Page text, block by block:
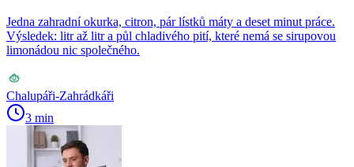
Jedna zahradní okurka, citron, pár lístků máty a deset minut práce.
Výsledek: litr až litr a půl chladivého pití, které nemá se sirupovou
limonádou nic společného.
Chalupáři-Zahrádkáři
3 min